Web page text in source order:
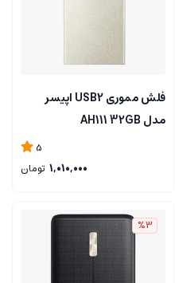
فلش مموری USB2 اپیسر
مدل AH111 32GB
5
1,010,000 تومان
%3